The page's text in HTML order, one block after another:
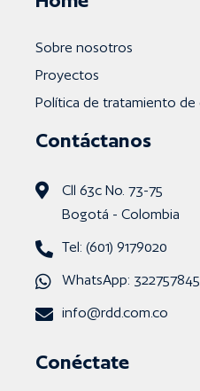
Sobre nosotros
Proyectos
Política de tratamiento de
Contáctanos
Cll 63c No. 73-75
Bogotá - Colombia
Tel: (601) 9179020
WhatsApp:
info@rdd.com.co
Conéctate